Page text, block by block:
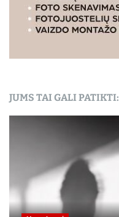
JUMS TAI GALI PATIKTI: